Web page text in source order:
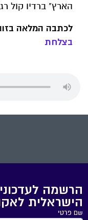
הארץ" ברדיו קול
לכתבה המלאה
בצלחת
הרשמה
הישראלית
שם פרטי